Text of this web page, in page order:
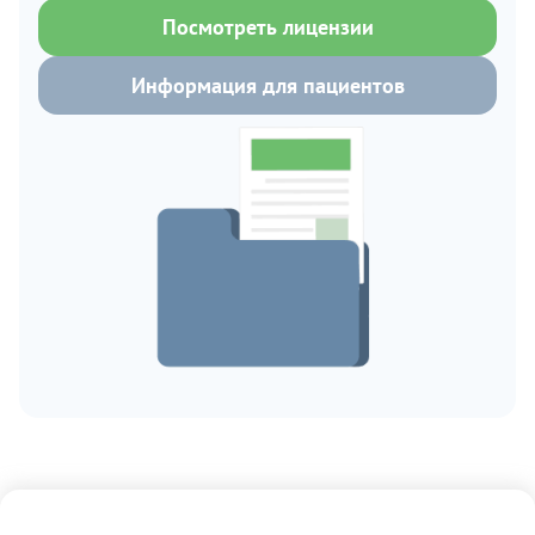
Посмотреть лицензии
Информация для пациентов